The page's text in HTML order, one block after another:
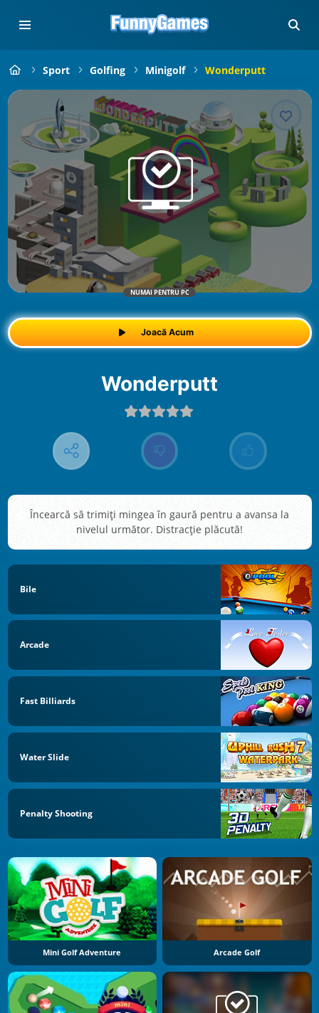
Sport Golfing Minigolf Wonderputt
NUMAI PENTRU PC
Joacă Acum
Wonderputt
Încearcă să trimiți mingea în gaură pentru a avansa la
nivelul următor. Distracție plăcută!
Bile
Arcade
Fast Billiards
Water Slide
Penalty Shooting
Mini Golf Adventure Arcade Golf